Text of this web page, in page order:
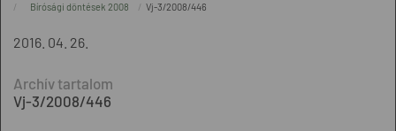
Bírósági döntések 2008
Vj-3/2008/446
2016. 04. 26.
Vj-3/2008/446